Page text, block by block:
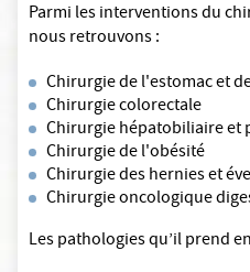
Parmi les interventions du
nous retrouvons :
Chirurgie de l'estomac et
Chirurgie colorectale
Chirurgie hépatobiliaire et
Chirurgie de l'obésité
Chirurgie des hernies et
Chirurgie oncologique
Les pathologies qu’il prend